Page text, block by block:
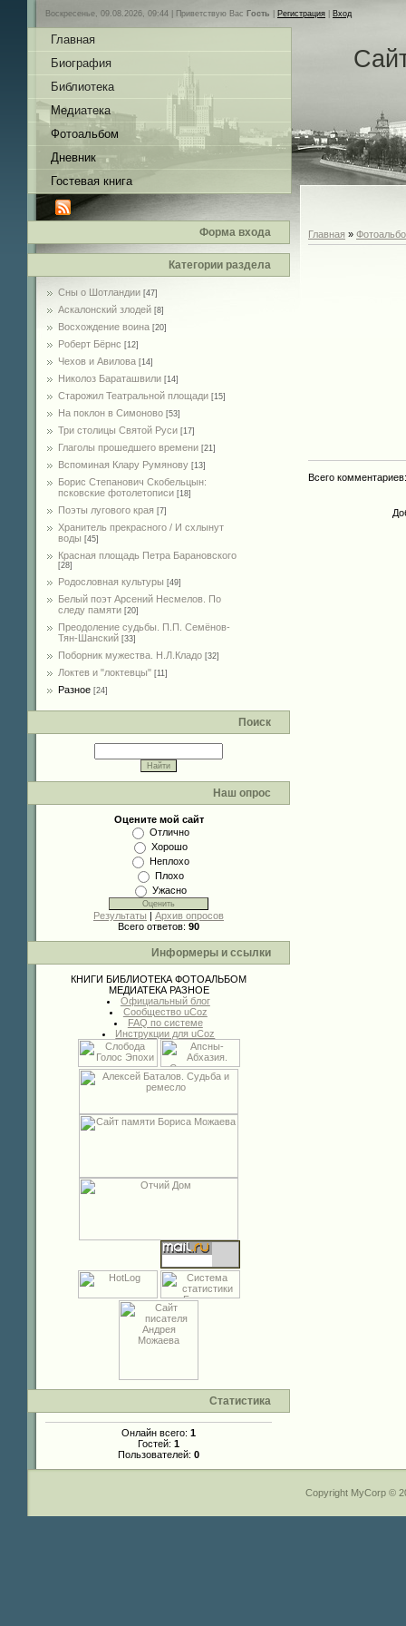
Воскресенье, 09.08.2026, 09:44 | Приветствую Вас Гость Регистрация Вход
Главная
Биография
Библиотека
Медиатека
Фотоальбом
Дневник
Гостевая книга
Форма входа
Категории раздела
Сны о Шотландии [47]
Аскалонский злодей [8]
Восхождение воина [20]
Роберт Бёрнс [12]
Чехов и Авилова [14]
Николоз Бараташвили [14]
Cтарожил Театральной площади [15]
На поклон в Симоново [53]
Три столицы Святой Руси [17]
Глаголы прошедшего времени [21]
Вспоминая Клару Румянову [13]
Борис Степанович Скобельцын:
псковские фотолетописи [18]
Поэты лугового края [7]
Хранитель прекрасного / И схлынут
воды [45]
Красная площадь Петра Барановского
[28]
Родословная культуры [49]
Белый поэт Арсений Несмелов. По
следу памяти [20]
Преодоление судьбы. П.П. Семёнов-
Тян-Шанский [33]
Поборник мужества. Н.Л.Кладо [32]
Локтев и "локтевцы" [11]
Разное [24]
Поиск
Наш опрос
Оцените мой сайт
Отлично
Хорошо
Неплохо
Плохо
Ужасно
Результаты | Архив опросов
Всего ответов: 90
Информеры и ссылки
КНИГИ БИБЛИОТЕКА ФОТОАЛЬБОМ
МЕДИАТЕКА РАЗНОЕ
Официальный блог
Сообщество uCoz
FAQ по системе
Инструкции для uCoz
Статистика
Онлайн всего: 1
Гостей: 1
Пользователей: 0
Главная »
Всего комментариев
Copyright MyCorp ©